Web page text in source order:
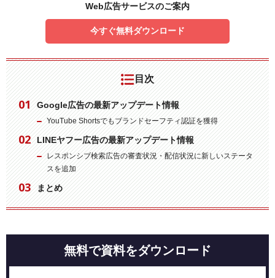
Web広告サービスのご案内
今すぐ無料ダウンロード
目次
Google広告の最新アップデート情報
YouTube Shortsでもブランドセーフティ認証を獲得
LINEヤフー広告の最新アップデート情報
レスポンシブ検索広告の審査状況・配信状況に新しいステータ
スを追加
まとめ
無料で資料をダウンロード